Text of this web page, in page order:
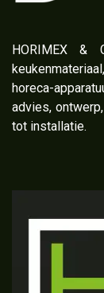
​HORIMEX &
horeca-
advies,
tot installatie.